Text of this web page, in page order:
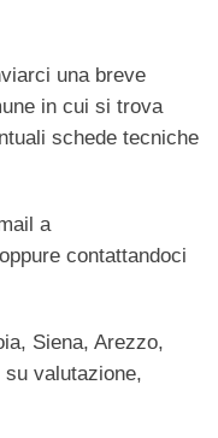
una breve
in cui si trova
schede tecniche
a
contattandoci
Siena, Arezzo,
valutazione,